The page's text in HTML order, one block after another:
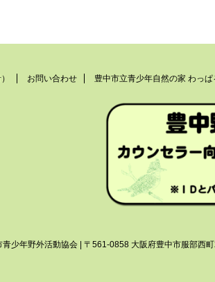
お問い合わせ 豊中市立青少年自然の家 わっぱ
青少年野外活動協会 | 〒561-0858 大阪府豊中市服部西